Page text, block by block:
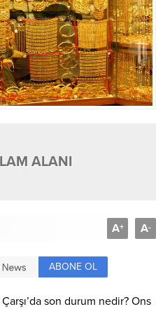
ALANI
A+ A-
ABONE OL
son durum nedir? Ons